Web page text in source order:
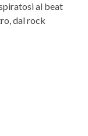
al beat
dal rock